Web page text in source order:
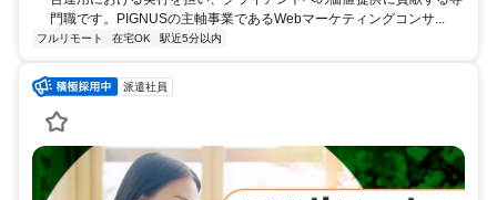
門職です。PIGNUSの主軸事業であるWebマーケティングコンサ...
フルリモート 在宅OK 駅近5分以内
派遣社員